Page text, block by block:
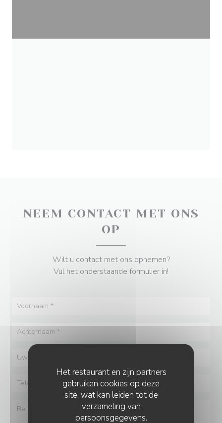
Het restaurant en zijn partners
gebruiken cookies op deze
site, wat kan leiden tot de
verzameling van
persoonsgegevens.
NEEM CONTACT MET ONS
OP
Wilt u contact met ons opnemen?
Vul het onderstaande formulier in!